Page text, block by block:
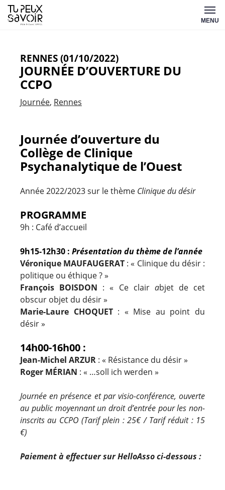
Aller
au
MENU
RENNES (01/10/2022)
JOURNÉE D’OUVERTURE DU
CCPO
Journée Rennes
Journée d’ouverture du
Collège de Clinique
Psychanalytique de l’Ouest
Année 2022/2023 sur le thème Clinique du désir
PROGRAMME
9h : Café d’accueil
9h15-12h30 : Présentation du thème de l’année
Véronique MAUFAUGERAT : « Clinique du désir :
politique ou éthique ? »
François BOISDON : « Ce clair abjet de cet
obscur objet du désir »
Marie-Laure CHOQUET: « Mise au point du
désir »
14h00-16h00 :
Jean-Michel ARZUR : « Résistance du désir »
Roger MÉRIAN : « …soll ich werden »
Journée en présence et par visio-conférence, ouverte
au public moyennant un droit d’entrée pour les non-
inscrits au CCPO (Tarif plein : 25€ / Tarif réduit : 15
€)
Paiement à effectuer sur HelloAsso ci-dessous :